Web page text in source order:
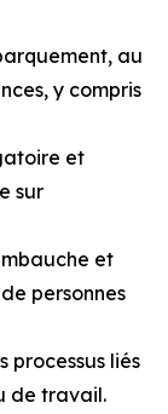
au
y compris
et
sur
et
personnes
liés
de travail.